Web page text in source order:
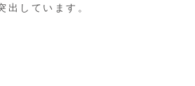
出しています。